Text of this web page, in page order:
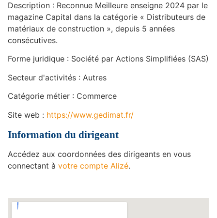
Description : Reconnue Meilleure enseigne 2024 par le
magazine Capital dans la catégorie « Distributeurs de
matériaux de construction », depuis 5 années
consécutives.
Forme juridique : Société par Actions Simplifiées (SAS)
Secteur d'activités : Autres
Catégorie métier : Commerce
Site web : https://www.gedimat.fr/
Information du dirigeant
Accédez aux coordonnées des dirigeants en vous
connectant à votre compte Alizé.